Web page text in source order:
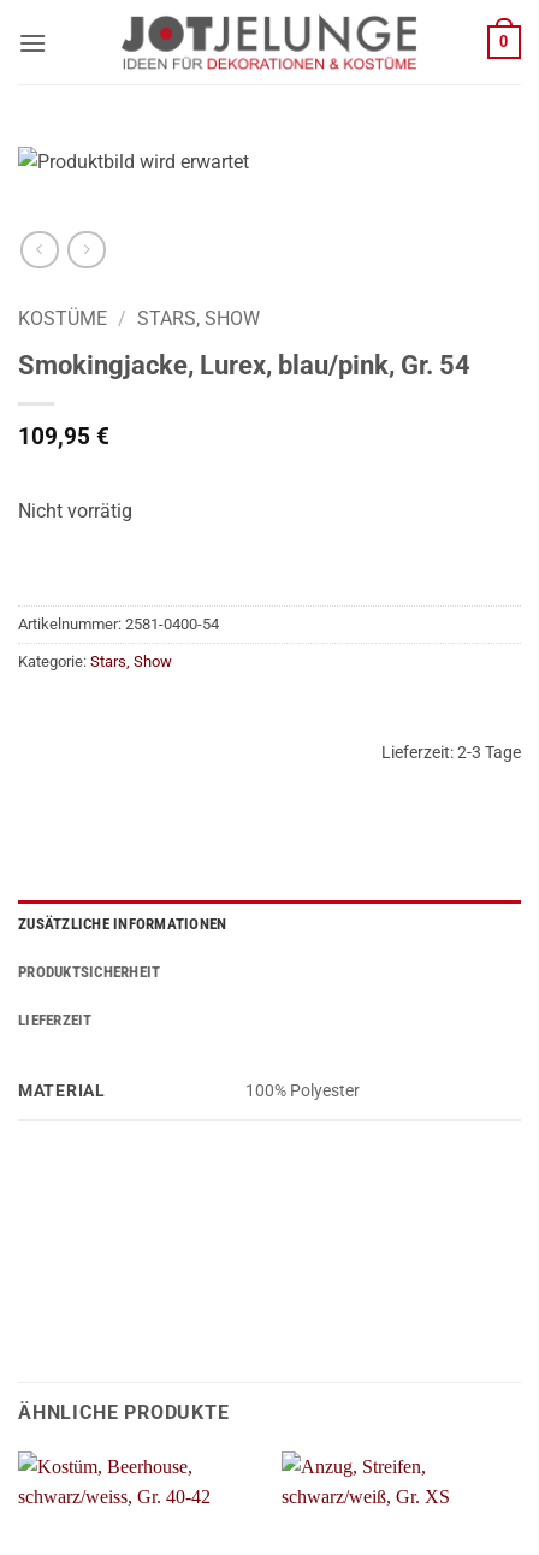
Inhalt
0
KOSTÜME / STARS, SHOW
Smokingjacke, Lurex, blau/pink, Gr. 54
109,95 €
Nicht vorrätig
Artikelnummer: 2581-0400-54
Kategorie: Stars, Show
Lieferzeit:2-3 Tage
ZUSÄTZLICHE INFORMATIONEN
PRODUKTSICHERHEIT
LIEFERZEIT
MATERIAL 100% Polyester
ÄHNLICHE PRODUKTE